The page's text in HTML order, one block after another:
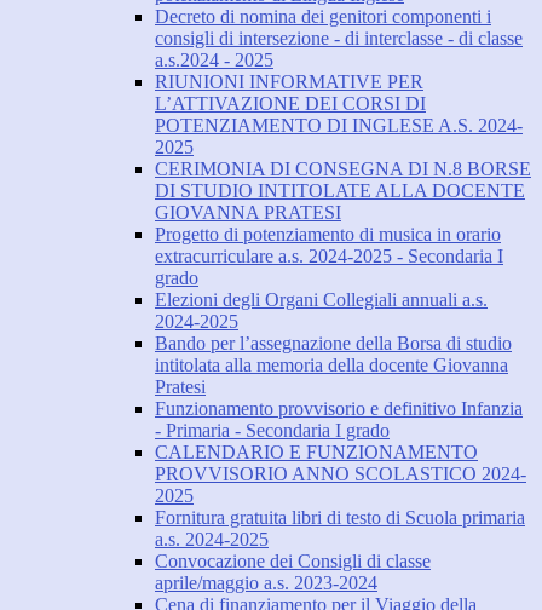
Decreto di nomina dei genitori componenti i
consigli di intersezione - di interclasse - di classe
a.s.2024 - 2025
RIUNIONI INFORMATIVE PER
L’ATTIVAZIONE DEI CORSI DI
POTENZIAMENTO DI INGLESE A.S. 2024-
2025
CERIMONIA DI CONSEGNA DI N.8 BORSE
DI STUDIO INTITOLATE ALLA DOCENTE
GIOVANNA PRATESI
Progetto di potenziamento di musica in orario
extracurriculare a.s. 2024-2025 - Secondaria I
grado
Elezioni degli Organi Collegiali annuali a.s.
2024-2025
Bando per l’assegnazione della Borsa di studio
intitolata alla memoria della docente Giovanna
Pratesi
Funzionamento provvisorio e definitivo Infanzia
- Primaria - Secondaria I grado
CALENDARIO E FUNZIONAMENTO
PROVVISORIO ANNO SCOLASTICO 2024-
2025
Fornitura gratuita libri di testo di Scuola primaria
a.s. 2024-2025
Convocazione dei Consigli di classe
aprile/maggio a.s. 2023-2024
Cena di finanziamento per il Viaggio della